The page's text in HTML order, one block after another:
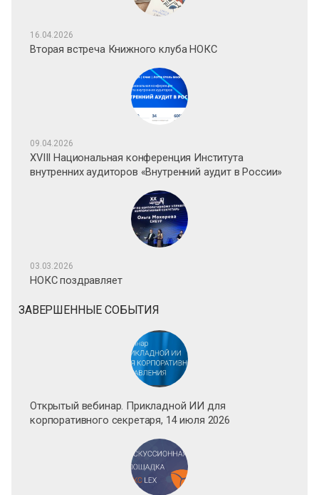
16.04.2026
Вторая встреча Книжного клуба НОКС
09.04.2026
XVIII Национальная конференция Института
внутренних аудиторов «Внутренний аудит в России»
03.03.2026
НОКС поздравляет
ЗАВЕРШЕННЫЕ СОБЫТИЯ
Открытый вебинар. Прикладной ИИ для
корпоративного секретаря, 14 июля 2026